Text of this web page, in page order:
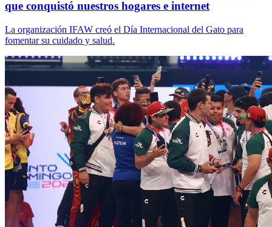
que conquistó nuestros hogares e internet
La organización IFAW creó el Día Internacional del Gato para
fomentar su cuidado y salud.